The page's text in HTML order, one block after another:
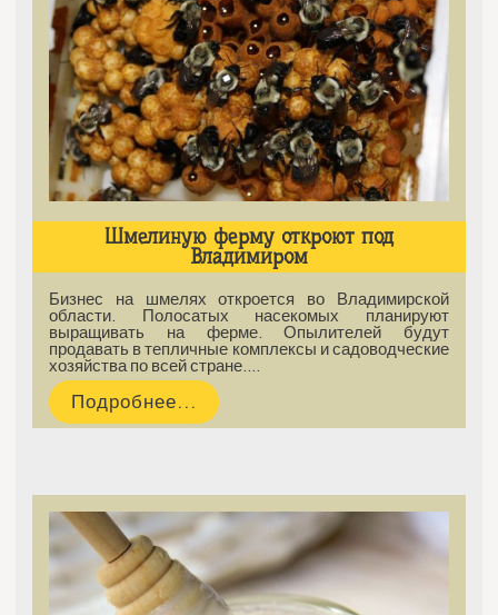
Шмелиную ферму откроют под
Владимиром
Бизнес на шмелях откроется во Владимирской
области. Полосатых насекомых планируют
выращивать на ферме. Опылителей будут
продавать в тепличные комплексы и садоводческие
хозяйства по всей стране.…
Подробнее...